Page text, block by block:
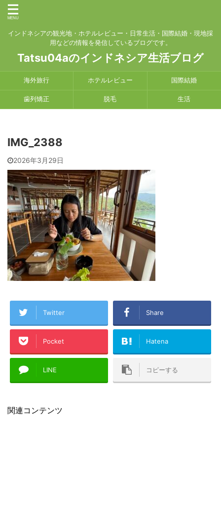
インドネシアの観光地・ホテルレビュー・日常生活・国際結婚・現地採
用などの情報を発信しているブログです。
Tatsu04aのインドネシア生活ブログ
海外旅行 ホテルレビュー 国際結婚
歯列矯正 脱毛 生活
IMG_2388
2026年3月29日
Twitter Share
Pocket Hatena
LINE コピーする
関連コンテンツ